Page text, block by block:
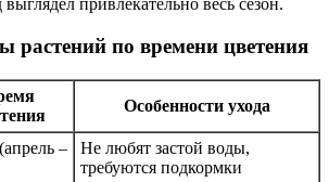
привлекательно весь сезон.
растений по времени цветения
Особенности ухода
–
Не любят застой воды,
требуются подкормки